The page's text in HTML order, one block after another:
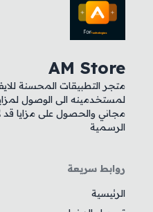
AM Store
متجر التطبيقات المحسنة
لمستخدمينه الى الوصول
مجاني والحصول على مزايا قد
الرسمية
روابط سريعة
الرئيسية